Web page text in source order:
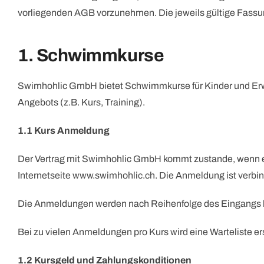
vorliegenden AGB vorzunehmen. Die jeweils gültige
1. Schwimmkurse
Swimhohlic GmbH bietet Schwimmkurse für Kinder und
Angebots (z.B. Kurs, Training).
1.1 Kurs Anmeldung
Der Vertrag mit Swimhohlic GmbH kommt zustande,
Internetseite www.swimhohlic.ch. Die Anmeldung ist
Die Anmeldungen werden nach Reihenfolge des
Bei zu vielen Anmeldungen pro Kurs wird eine Warteliste
1.2 Kursgeld und Zahlungskonditionen